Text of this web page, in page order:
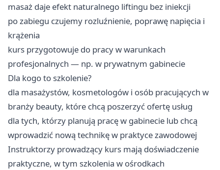
masaż daje efekt naturalnego liftingu bez iniekcji ‍
po zabiegu czujemy rozluźnienie, poprawę napięcia i
krążenia
kurs przygotowuje do pracy w warunkach
profesjonalnych — np. w prywatnym gabinecie
Dla kogo to szkolenie?
dla masażystów, kosmetologów i osób pracujących w
branży beauty, które chcą poszerzyć ofertę usług
dla tych, którzy planują pracę w gabinecie lub chcą
wprowadzić nową technikę w praktyce zawodowej
Instruktorzy prowadzący kurs mają doświadczenie
praktyczne, w tym szkolenia w ośrodkach